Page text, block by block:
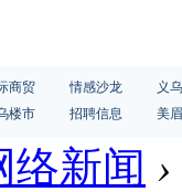
商贸 情感沙龙
义
楼市 招聘信息 美
络新闻 ›